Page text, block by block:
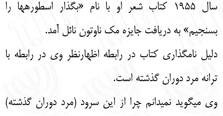
سال 1955 كتاب شعر او با نام «بگذار اسطوره‏ها را
بسنجيم» به دريافت جايزه مك ناوتون نائل آمد.
دليل نام‏گذاري كتاب در رابطه اظهارنظر وي در رابطه با
ترانه مرد دوران گذشته است.
وي مي‏گويد نمي‏دانم چرا از اين سرود (مرد دوران گذشته)